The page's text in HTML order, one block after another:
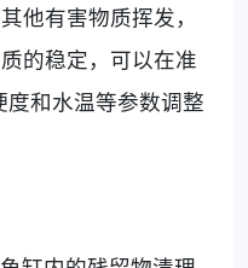
他有害物质挥发，
的稳定，可以在准
和水温等参数调整